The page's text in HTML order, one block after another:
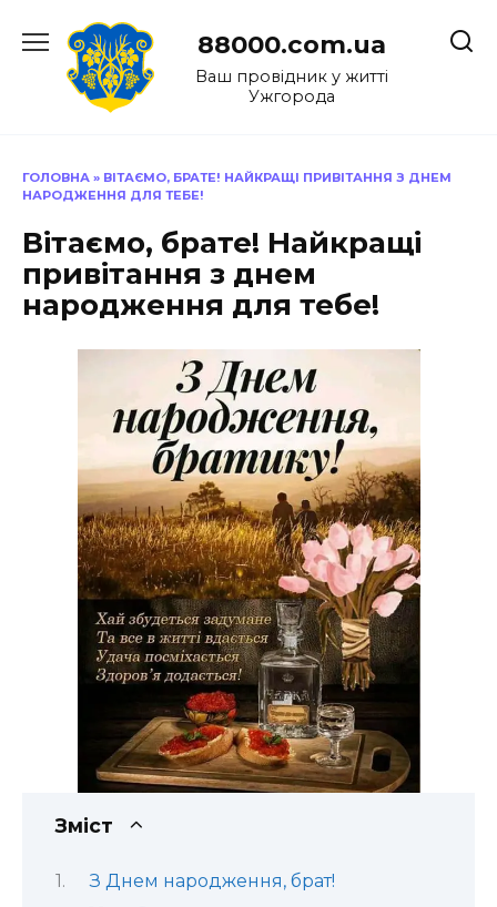
до
88000.com.ua
Ваш провідник у житті
Ужгорода
ГОЛОВНА » ВІТАЄМО, БРАТЕ! НАЙКРАЩІ ПРИВІТАННЯ З ДНЕМ
НАРОДЖЕННЯ ДЛЯ ТЕБЕ!
Вітаємо, брате! Найкращі
привітання з днем
народження для тебе!
Зміст
З Днем народження, брат!